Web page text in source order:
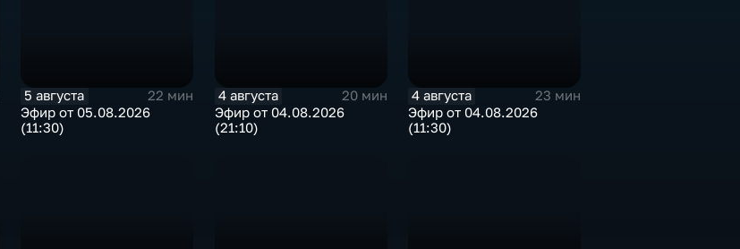
5 августа
22 мин
Эфир от 05.08.2026
(11:30)
4 августа
20 мин
Эфир от 04.08.2026
(21:10)
4 августа
23 мин
Эфир от 04.08.2026
(11:30)